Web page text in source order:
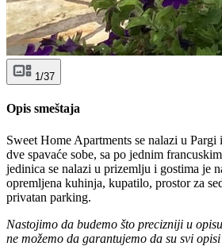
1/37
Opis smeštaja
Sweet Home Apartments se nalazi u Pargi
dve spavaće sobe, sa po jednim
jedinica se nalazi u prizemlju i gostima je
opremljena kuhinja, kupatilo, prostor za
privatan parking.
Nastojimo da budemo što precizniji u
ne možemo da garantujemo da su svi